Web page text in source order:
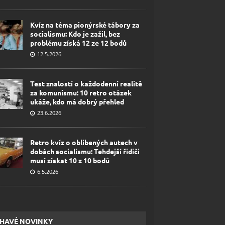
Kvíz na téma pionýrské tábory za
socialismu: Kdo je zažil, bez
problému získá 12 ze 12 bodů
12.5.2026
Test znalostí o každodenní realitě
za komunismu: 10 retro otázek
ukáže, kdo má dobrý přehled
23.6.2026
Retro kvíz o oblíbených autech v
dobách socialismu: Tehdejší řidiči
musí získat 10 z 10 bodů
6.5.2026
NOVINKY